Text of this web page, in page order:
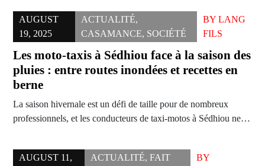
AUGUST
19, 2025
ACTUALITÉ,
CASAMANCE, SOCIÉTÉ
BYLANG
FILS
Les moto-taxis à Sédhiou face à la saison des
pluies : entre routes inondées et recettes en
berne
La saison hivernale est un défi de taille pour de nombreux
professionnels, et les conducteurs de taxi-motos à Sédhiou ne…
AUGUST 11,
ACTUALITÉ,FAIT
BY